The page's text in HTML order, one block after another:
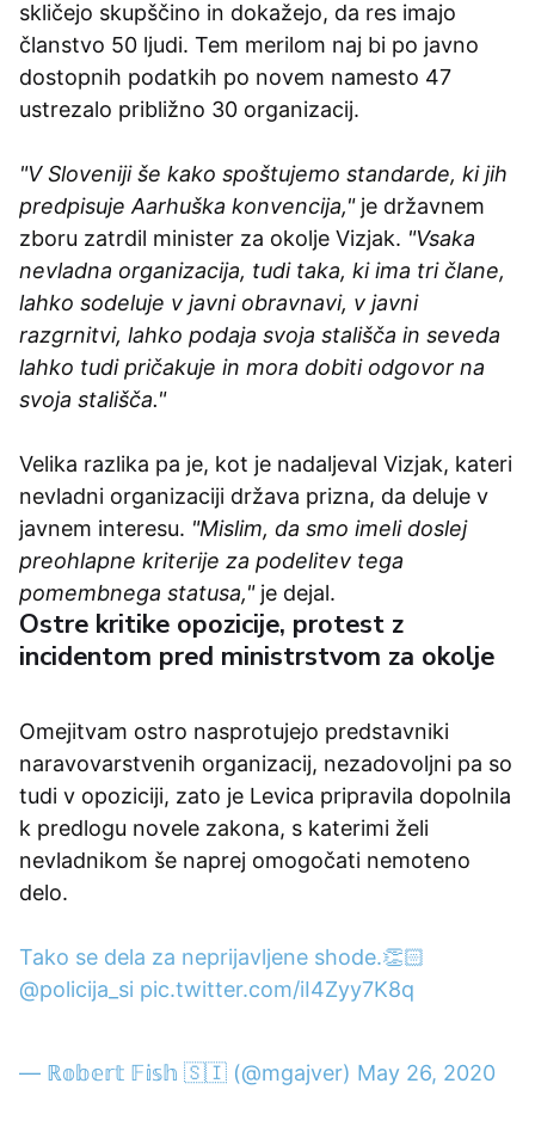
skličejo skupščino in dokažejo, da res imajo
članstvo 50 ljudi. Tem merilom naj bi po javno
dostopnih podatkih po novem namesto 47
ustrezalo približno 30 organizacij.
"V Sloveniji še kako spoštujemo standarde, ki jih
predpisuje Aarhuška konvencija,"je državnem
zboru zatrdil minister za okolje Vizjak. "Vsaka
nevladna organizacija, tudi taka, ki ima tri člane,
lahko sodeluje v javni obravnavi, v javni
razgrnitvi, lahko podaja svoja stališča in seveda
lahko tudi pričakuje in mora dobiti odgovor na
svoja stališča."
Velika razlika pa je, kot je nadaljeval Vizjak, kateri
nevladni organizaciji država prizna, da deluje v
javnem interesu. "Mislim, da smo imeli doslej
preohlapne kriterije za podelitev tega
pomembnega statusa,"je dejal.
Ostre kritike opozicije, protest z
incidentom pred ministrstvom za okolje
Omejitvam ostro nasprotujejo predstavniki
naravovarstvenih organizacij, nezadovoljni pa so
tudi v opoziciji, zato je Levica pripravila dopolnila
k predlogu novele zakona, s katerimi želi
nevladnikom še naprej omogočati nemoteno
delo.
Tako se dela za neprijavljene shode.👏🏻
@policija_si pic.twitter.com/iI4Zyy7K8q
— ℝ𝕠𝕓𝕖𝕣𝕥 𝔽𝕚𝕤𝕙 🇸🇮 (@mgajver) May 26, 2020